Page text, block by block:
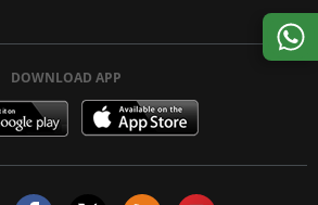
DOWNLOAD APP